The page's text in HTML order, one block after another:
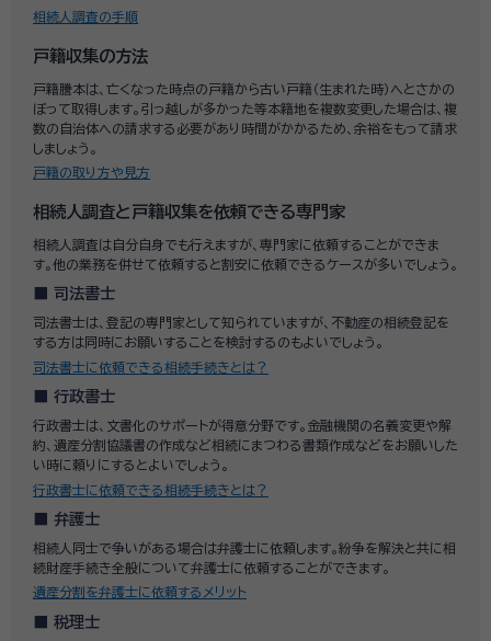
相続人調査の手順
戸籍収集の方法
戸籍謄本は、亡くなった時点の戸籍から古い戸籍（生まれた時）へとさかの
ぼって取得します。引っ越しが多かった等本籍地を複数変更した場合は、複
数の自治体への請求する必要があり時間がかかるため、余裕をもって請求
しましょう。
戸籍の取り方や見方
相続人調査と戸籍収集を依頼できる専門家
相続人調査は自分自身でも行えますが、専門家に依頼することができま
す。他の業務を併せて依頼すると割安に依頼できるケースが多いでしょう。
司法書士
司法書士は、登記の専門家として知られていますが、不動産の相続登記を
する方は同時にお願いすることを検討するのもよいでしょう。
司法書士に依頼できる相続手続きとは？
行政書士
行政書士は、文書化のサポートが得意分野です。金融機関の名義変更や解
約、遺産分割協議書の作成など相続にまつわる書類作成などをお願いした
い時に頼りにするとよいでしょう。
行政書士に依頼できる相続手続きとは？
弁護士
相続人同士で争いがある場合は弁護士に依頼します。紛争を解決と共に相
続財産手続き全般について弁護士に依頼することができます。
遺産分割を弁護士に依頼するメリット
税理士